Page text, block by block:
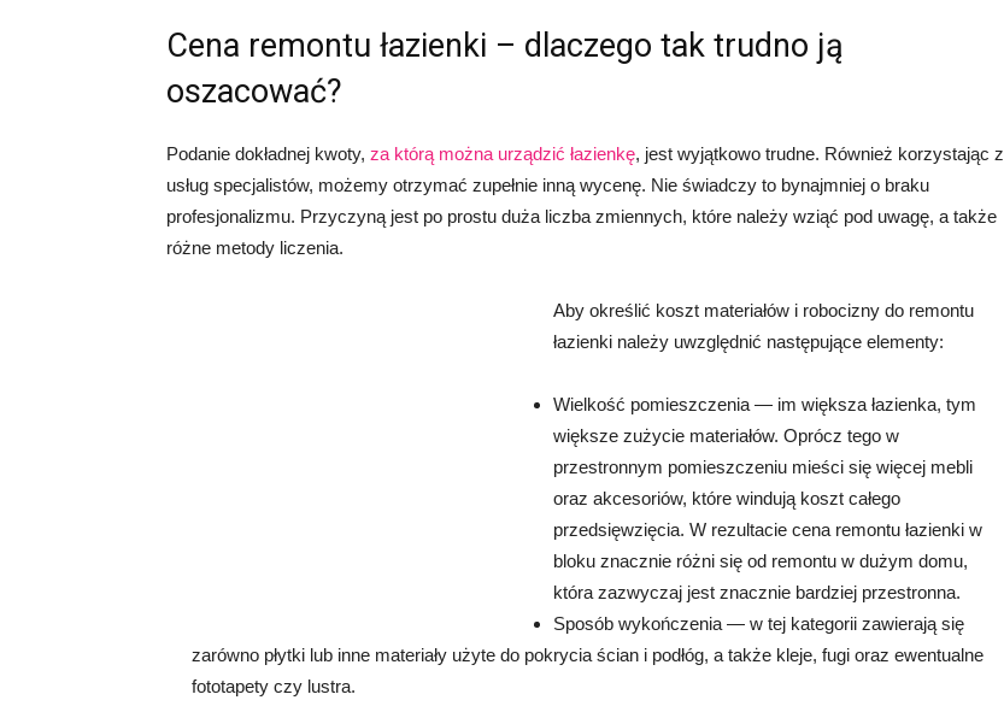
Cena remontu łazienki – dlaczego tak trudno ją
oszacować?
Podanie dokładnej kwoty, za którą można urządzić łazienkę, jest wyjątkowo trudne. Również korzystając z
usług specjalistów, możemy otrzymać zupełnie inną wycenę. Nie świadczy to bynajmniej o braku
profesjonalizmu. Przyczyną jest po prostu duża liczba zmiennych, które należy wziąć pod uwagę, a także
różne metody liczenia.
Aby określić koszt materiałów i robocizny do remontu
łazienki należy uwzględnić następujące elementy:
Wielkość pomieszczenia — im większa łazienka, tym
większe zużycie materiałów. Oprócz tego w
przestronnym pomieszczeniu mieści się więcej mebli
oraz akcesoriów, które windują koszt całego
przedsięwzięcia. W rezultacie cena remontu łazienki w
bloku znacznie różni się od remontu w dużym domu,
która zazwyczaj jest znacznie bardziej przestronna.
Sposób wykończenia — w tej kategorii zawierają się
zarówno płytki lub inne materiały użyte do pokrycia ścian i podłóg, a także kleje, fugi oraz ewentualne
fototapety czy lustra.